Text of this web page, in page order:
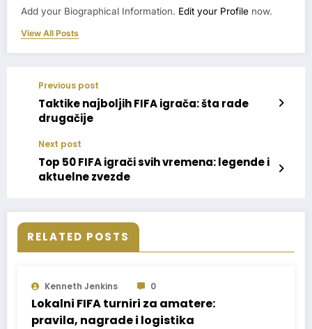
Add your Biographical Information. Edit your Profile now.
View All Posts
Previous post
Taktike najboljih FIFA igrača: šta rade
drugačije
Next post
Top 50 FIFA igrači svih vremena: legende i
aktuelne zvezde
RELATED POSTS
Kenneth Jenkins 0
Lokalni FIFA turniri za amatere:
pravila, nagrade i logistika